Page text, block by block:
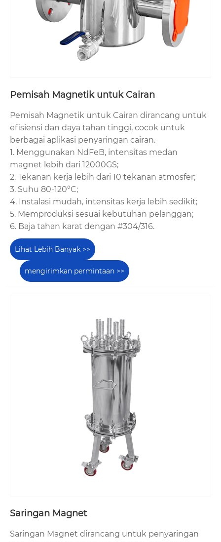
Pemisah Magnetik untuk Cairan
Pemisah Magnetik untuk Cairan dirancang untuk
efisiensi dan daya tahan tinggi, cocok untuk
berbagai aplikasi penyaringan cairan.
1. Menggunakan NdFeB, intensitas medan
magnet lebih dari 12000GS;
2. Tekanan kerja lebih dari 10 tekanan atmosfer;
3. Suhu 80-120°C;
4. Instalasi mudah, intensitas kerja lebih sedikit;
5. Memproduksi sesuai kebutuhan pelanggan;
6. Baja tahan karat dengan #304/316.
Lihat Lebih Banyak >>
mengirimkan permintaan >>
Saringan Magnet
Saringan Magnet dirancang untuk penyaringan